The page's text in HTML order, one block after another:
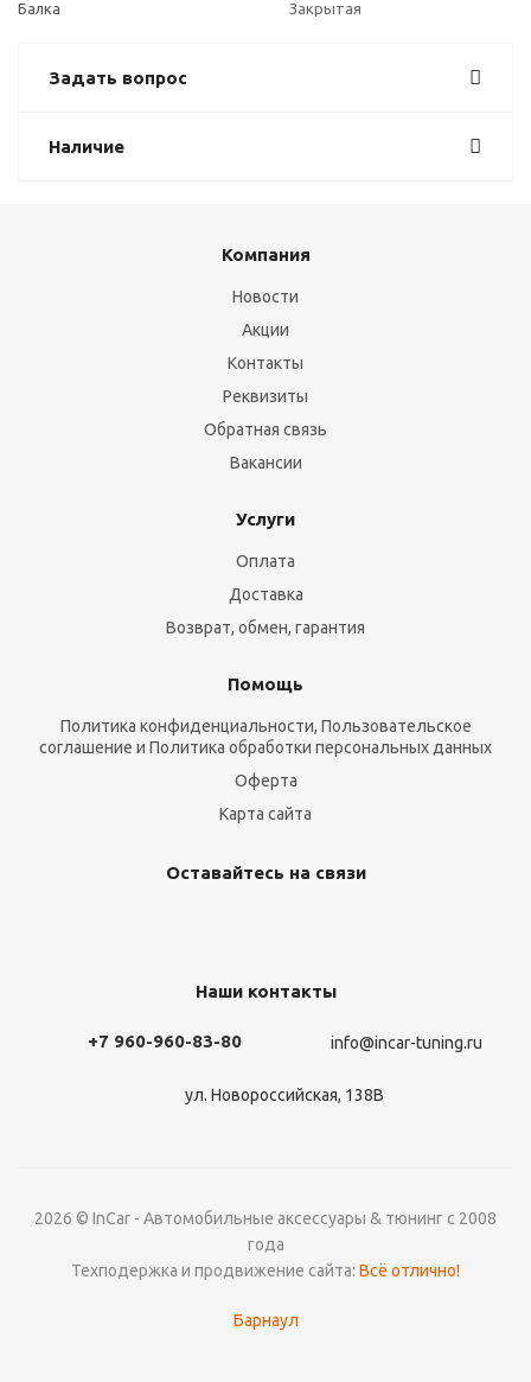
Балка
Закрытая
Задать вопрос
Наличие
Компания
Новости
Акции
Контакты
Реквизиты
Обратная связь
Вакансии
Услуги
Оплата
Доставка
Возврат, обмен, гарантия
Помощь
Политика конфиденциальности, Пользовательское
соглашение и Политика обработки персональных данных
Оферта
Карта сайта
Оставайтесь на связи
Наши контакты
+7 960-960-83-80 info@incar-tuning.ru
ул. Новороссийская, 138В
2026 © InCar - Автомобильные аксессуары & тюнинг с 2008
года
Техподержка и продвижение сайта: Всё отлично!
Барнаул